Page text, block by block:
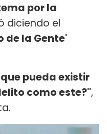
por la
diciendo el
de la Gente'
pueda existir
como este?",